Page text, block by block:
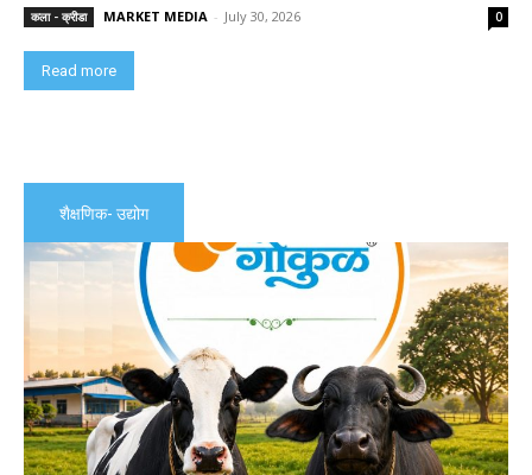
कला - क्रीडा MARKET MEDIA - July 30, 2026 0
Read more
शैक्षणिक- उद्योग